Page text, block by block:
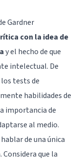
Gardner
con la idea de
y el hecho de que
intelectual. De
tests de
habilidades de
importancia de
al medio.
de una única
que la